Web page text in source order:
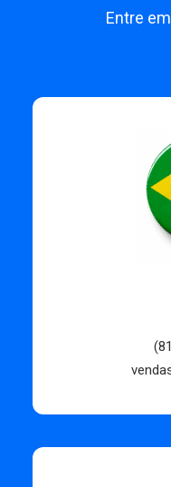
Entre